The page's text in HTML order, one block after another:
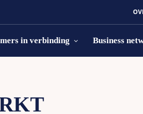
in verbinding Business